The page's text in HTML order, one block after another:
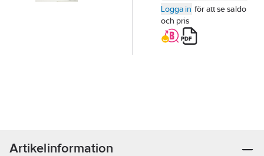
Logga in för att se saldo
och pris
Artikelinformation